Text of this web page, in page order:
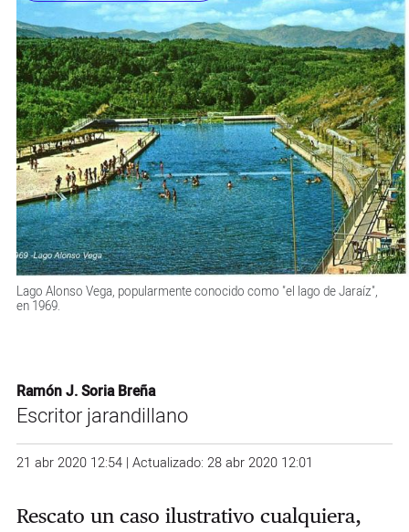
Lago Alonso Vega, popularmente conocido como "el lago de Jaraíz",
en 1969.
Ramón J. Soria Breña
Escritor jarandillano
21 abr 2020 12:54 | Actualizado: 28 abr 2020 12:01
Rescato un caso ilustrativo cualquiera,